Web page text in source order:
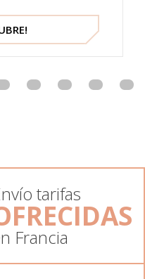
tarifas
Francia